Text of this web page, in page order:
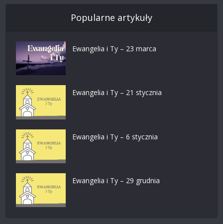
Popularne artykuły
Ewangelia i Ty – 23 marca
Ewangelia i Ty – 21 stycznia
Ewangelia i Ty – 6 stycznia
Ewangelia i Ty – 29 grudnia